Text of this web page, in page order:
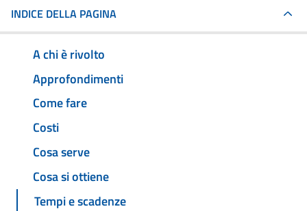
INDICE DELLA PAGINA
A chi è rivolto
Approfondimenti
Come fare
Costi
Cosa serve
Cosa si ottiene
Tempi e scadenze